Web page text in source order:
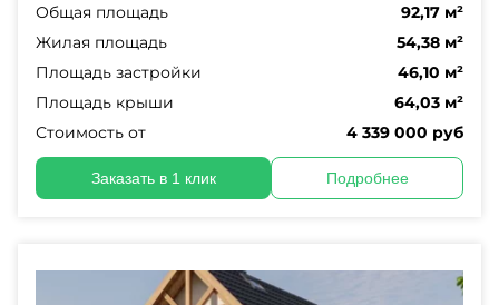
Общая площадь
92,17 м²
Жилая площадь
54,38 м²
Площадь застройки
46,10 м²
Площадь крыши
64,03 м²
Стоимость от
4 339 000 руб
Заказать в 1 клик Подробнее